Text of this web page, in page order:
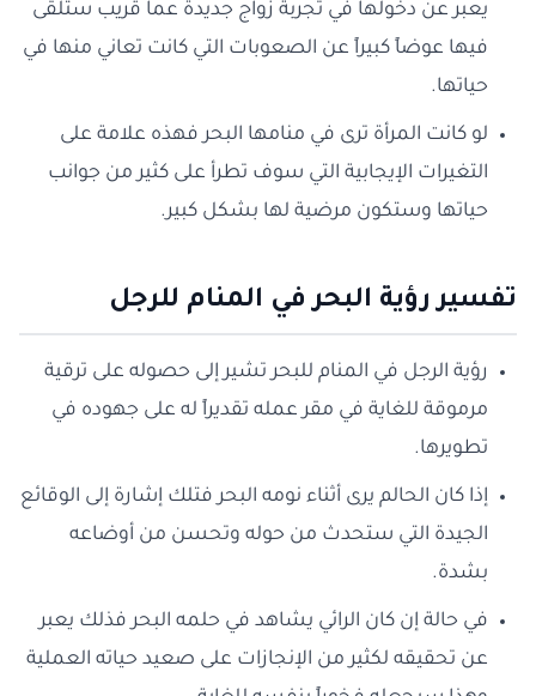
يعبر عن دخولها في تجربة زواج جديدة عما قريب ستلقى
فيها عوضاً كبيراً عن الصعوبات التي كانت تعاني منها في
حياتها.
لو كانت المرأة ترى في منامها البحر فهذه علامة على
التغيرات الإيجابية التي سوف تطرأ على كثير من جوانب
حياتها وستكون مرضية لها بشكل كبير.
تفسير رؤية البحر في المنام للرجل
رؤية الرجل في المنام للبحر تشير إلى حصوله على ترقية
مرموقة للغاية في مقر عمله تقديراً له على جهوده في
تطويرها.
إذا كان الحالم يرى أثناء نومه البحر فتلك إشارة إلى الوقائع
الجيدة التي ستحدث من حوله وتحسن من أوضاعه
بشدة.
في حالة إن كان الرائي يشاهد في حلمه البحر فذلك يعبر
عن تحقيقه لكثير من الإنجازات على صعيد حياته العملية